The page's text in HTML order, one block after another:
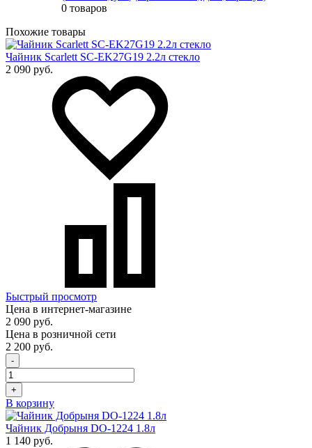
0 товаров
Похожие товары
Чайник Scarlett SC-EK27G19 2.2л стекло
2 090 руб.
Быстрый просмотр
Цена в интернет-магазине
2 090 руб.
Цена в розничной сети
2 200 руб.
-
+
В корзину
Чайник Добрыня DO-1224 1.8л
1 140 руб.